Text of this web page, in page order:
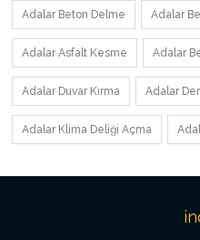
Adalar Beton Delme Adalar
Adalar Asfalt Kesme Adalar
Adalar Duvar Kırma Adalar
Adalar Klima Deliği Açma